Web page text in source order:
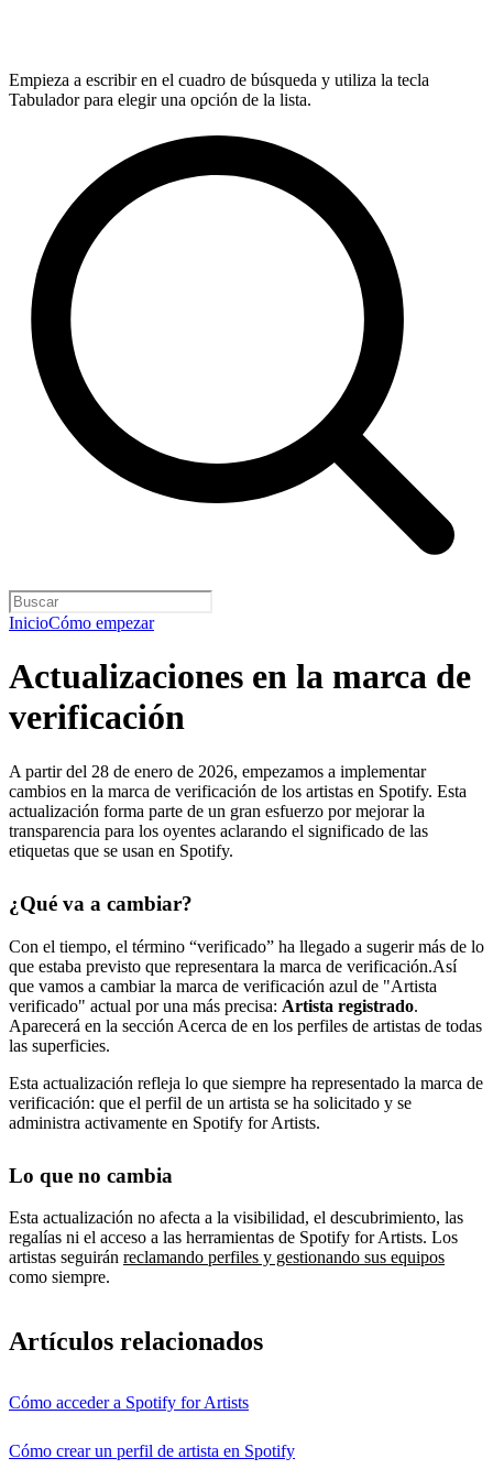
Empieza a escribir en el cuadro de búsqueda y utiliza la tecla
Tabulador para elegir una opción de la lista.
InicioCómo empezar
Actualizaciones en la marca de
verificación
A partir del 28 de enero de 2026, empezamos a implementar
cambios en la marca de verificación de los artistas en Spotify. Esta
actualización forma parte de un gran esfuerzo por mejorar la
transparencia para los oyentes aclarando el significado de las
etiquetas que se usan en Spotify.
¿Qué va a cambiar?
Con el tiempo, el término “verificado” ha llegado a sugerir más de lo
que estaba previsto que representara la marca de verificación.Así
que vamos a cambiar la marca de verificación azul de "Artista
verificado" actual por una más precisa: Artista registrado.
Aparecerá en la sección Acerca de en los perfiles de artistas de todas
las superficies.
Esta actualización refleja lo que siempre ha representado la marca de
verificación: que el perfil de un artista se ha solicitado y se
administra activamente en Spotify for Artists.
Lo que no cambia
Esta actualización no afecta a la visibilidad, el descubrimiento, las
regalías ni el acceso a las herramientas de Spotify for Artists. Los
artistas seguirán reclamando perfiles y gestionando sus equipos
como siempre.
Artículos relacionados
Cómo acceder a Spotify for Artists
Cómo crear un perfil de artista en Spotify